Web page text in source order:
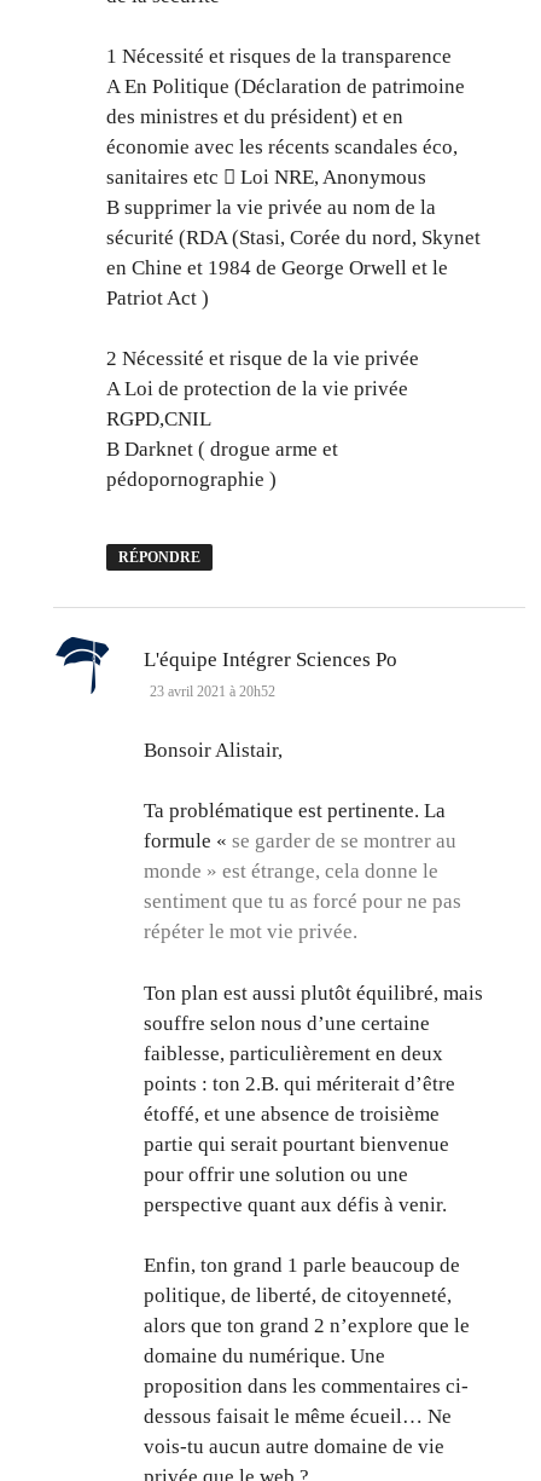
1 Nécessité et risques de la transparence
A En Politique (Déclaration de patrimoine
des ministres et du président) et en
économie avec les récents scandales éco,
sanitaires etc  Loi NRE, Anonymous
B supprimer la vie privée au nom de la
sécurité (RDA (Stasi, Corée du nord, Skynet
en Chine et 1984 de George Orwell et le
Patriot Act )
2 Nécessité et risque de la vie privée
A Loi de protection de la vie privée
RGPD,CNIL
B Darknet ( drogue arme et
pédopornographie )
RÉPONDRE
L'équipe Intégrer Sciences Po
23 avril 2021 à 20h52
Bonsoir Alistair,
Ta problématique est pertinente. La
formule «se garder de se montrer au
monde » est étrange, cela donne le
sentiment que tu as forcé pour ne pas
répéter le mot vie privée.
Ton plan est aussi plutôt équilibré, mais
souffre selon nous d’une certaine
faiblesse, particulièrement en deux
points : ton 2.B. qui mériterait d’être
étoffé, et une absence de troisième
partie qui serait pourtant bienvenue
pour offrir une solution ou une
perspective quant aux défis à venir.
Enfin, ton grand 1 parle beaucoup de
politique, de liberté, de citoyenneté,
alors que ton grand 2 n’explore que le
domaine du numérique. Une
proposition dans les commentaires ci-
dessous faisait le même écueil… Ne
vois-tu aucun autre domaine de vie